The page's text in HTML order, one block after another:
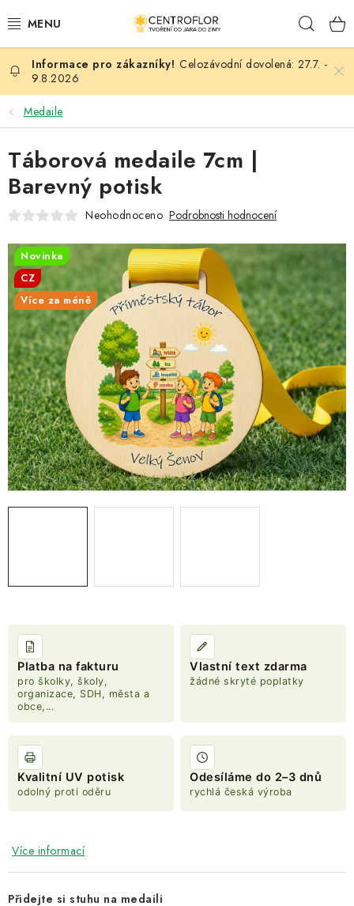
na
SEZÓNNÍ TVOŘENÍ
DŘEVĚNÉ VÝROBKY
MEDAILE
PLACKY A MAGNETKY
KVĚTINY A LISTY
SVATBA
NOVINKY
TIPY NA TVOŘENÍ
Dopravné Kontaktujte nás
O nás - kdo jsme?
Hodnocení obchodu
Obchodní podmínky
Podmínky ochrany osobních údajů
Jak získat lepší ceny?
Celozávodní dovolená: 27.7. -
9.8.2026
Medaile
Platba na fakturu
pro školky, školy,
organizace, SDH, města a
obce,...
Vlastní text zdarma
žádné skryté poplatky
Kvalitní UV potisk
odolný proti oděru
Odesíláme do 2–3 dnů
rychlá česká výroba
Více informací
Přidejte si stuhu na medaili
Táborová medaile 7cm |
Barevný potisk
Neohodnoceno Podrobnosti hodnocení
Novinka
CZ
Více za méně